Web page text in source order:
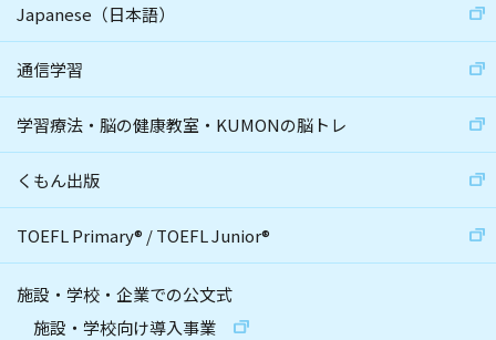
Japanese（日本語）
通信学習
学習療法・脳の健康教室・KUMONの脳トレ
くもん出版
TOEFL Primary® /TOEFL Junior®
施設・学校・企業での公文式
施設・学校向け導入事業